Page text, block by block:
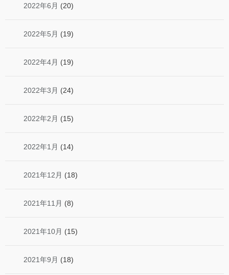
2022年6月 (20)
2022年5月 (19)
2022年4月 (19)
2022年3月 (24)
2022年2月 (15)
2022年1月 (14)
2021年12月 (18)
2021年11月 (8)
2021年10月 (15)
2021年9月 (18)